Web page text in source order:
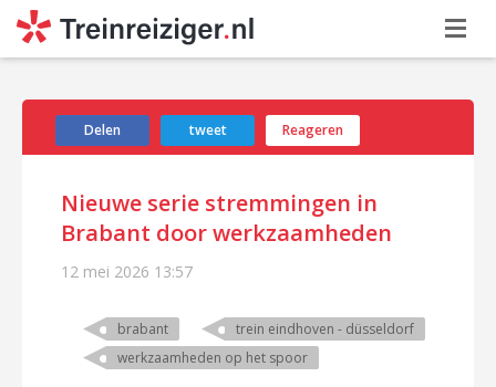
Delen tweet Reageren
Nieuwe serie stremmingen in
Brabant door werkzaamheden
12 mei 2026 13:57
brabant
trein eindhoven - düsseldorf
werkzaamheden op het spoor